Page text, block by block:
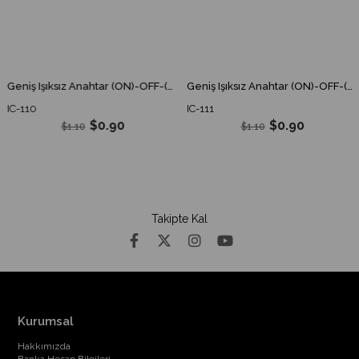
Geniş Işıksız Anahtar (ON)-OFF-(ON) 6P IC-110 Yaylı IC 110 IC110
IC-110
$0.90
$1.10
Geniş Işıksız Anahtar (ON)-OFF-(ON) 6P IC-111 Ok'lu Yaylı IC 111 IC111
IC-111
$0.90
$1.10
Takipte Kal
Kurumsal
Hakkımızda